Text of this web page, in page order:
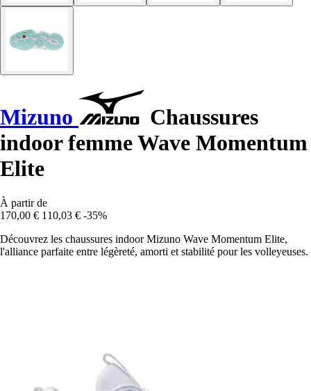
Mizuno
Chaussures
indoor femme Wave Momentum
Elite
À partir de
170,00 € 110,03 € -35%
Découvrez les chaussures indoor Mizuno Wave Momentum Elite,
l'alliance parfaite entre légèreté, amorti et stabilité pour les volleyeuses.